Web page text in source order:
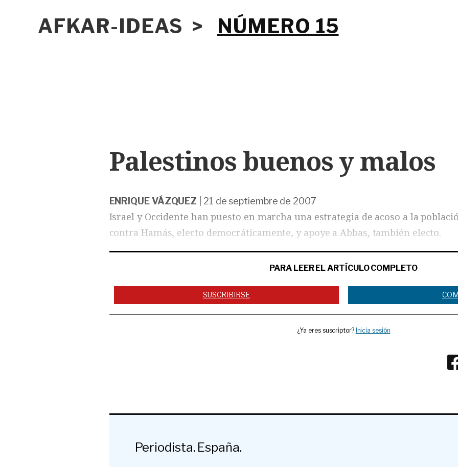
AFKAR-IDEAS > NÚMERO 15
Palestinos buenos y malos
ENRIQUE VÁZQUEZ 21 de septiembre de 2007
Israel y Occidente han puesto en marcha una estrategia de acoso a la
contra Hamás, electo democráticamente, y apoye a Abbas, también electo.
PARA LEER EL ARTÍCULO COMPLETO
SUSCRIBIRSE
¿Ya eres suscriptor? Inicia sesión
Periodista. España.